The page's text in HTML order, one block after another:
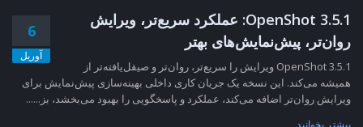
6
آوریل
OpenShot 3.5.1: عملکرد سریع‌تر، ویرایش
روان‌تر، پیش‌نمایش‌های بهتر
OpenShot 3.5.1 ویرایش را سریع‌تر، روان‌تر و صیقل‌یافته‌تر از
همیشه می‌کند. این نسخه یک جریان کاری داخلی بهینه‌سازی پیش‌نمایش برای
ویرایش روان‌تر اضافه می‌کند، عملکرد و پاسخگویی را بهبود می‌بخشد، بز......
بیشتر بخوانید